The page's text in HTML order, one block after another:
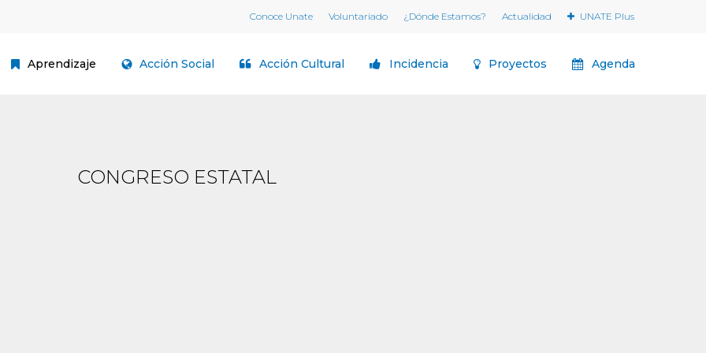
Conoce Unate Voluntariado ¿Dónde Estamos? Actualidad UNATE Plus
Aprendizaje Acción Social Acción Cultural Incidencia Proyectos Agenda
CONGRESO ESTATAL